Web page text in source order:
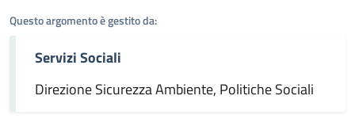
Questo argomento è gestito da:
Servizi Sociali
Direzione Sicurezza Ambiente, Politiche Sociali